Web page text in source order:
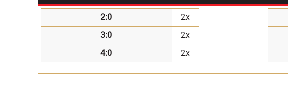
2:0
2x
3:0
2x
4:0
2x